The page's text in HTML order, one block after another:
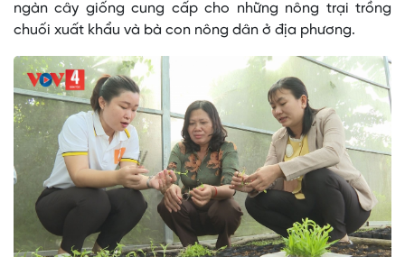
ngàn cây giống cung cấp cho những nông trại trồng
chuối xuất khẩu và bà con nông dân ở địa phương.